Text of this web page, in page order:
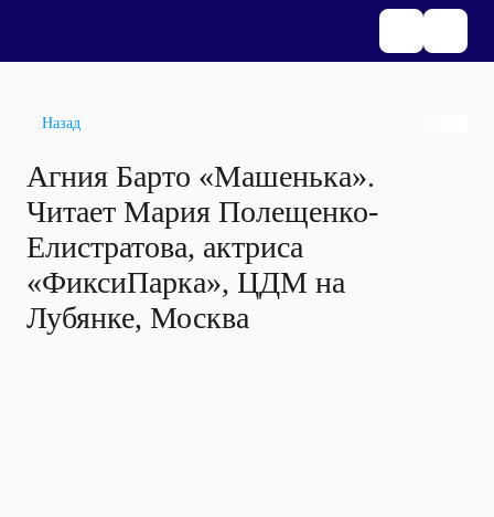
Назад
Агния Барто «Машенька».
Читает Мария Полещенко-
Елистратова, актриса
«ФиксиПарка», ЦДМ на
Лубянке, Москва